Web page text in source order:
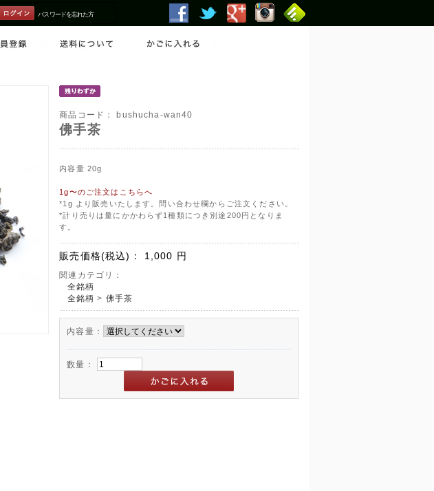
パスワードを忘れた方
商品コード： bushucha-wan40
佛手茶
内容量 20g
1g〜のご注文はこちらへ
*1g より販売いたします。問い合わせ欄からご注文ください。
*計り売りは量にかかわらず1種類につき別途200円となりま
す。
販売価格(税込)： 1,000 円
関連カテゴリ：
全銘柄
全銘柄 > 佛手茶
内容量：
数量：